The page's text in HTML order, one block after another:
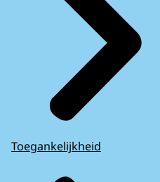
Toegankelijkheid